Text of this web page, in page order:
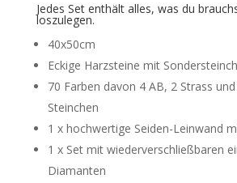
Jedes Set enthält alles, was du
loszulegen.
40x50cm
Eckige Harzsteine mit
70 Farben davon 4 AB, 2 Strass
Steinchen
1 x hochwertige Seiden-Leinwand
1 x Set mit wiederverschließbaren
Diamanten